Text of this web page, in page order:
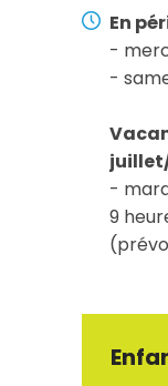
En
-
-
-
9